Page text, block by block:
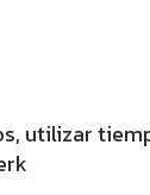
utilizar